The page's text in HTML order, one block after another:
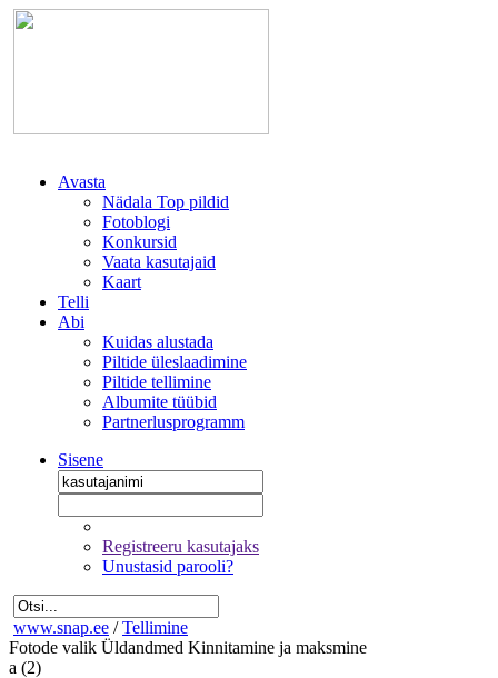
Avasta
Nädala Top pildid
Fotoblogi
Konkursid
Vaata kasutajaid
Kaart
Telli
Abi
Kuidas alustada
Piltide üleslaadimine
Piltide tellimine
Albumite tüübid
Partnerlusprogramm
Sisene
Registreeru kasutajaks
Unustasid parooli?
www.snap.ee / Tellimine
Fotode valik Üldandmed Kinnitamine ja maksmine
a (2)